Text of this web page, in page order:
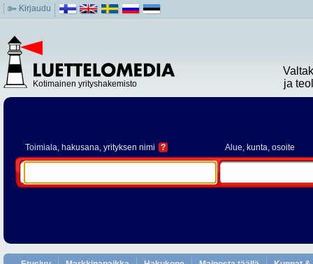
Kirjaudu
Kotimainen yrityshakemisto
ja
Toimiala, hakusana, yrityksen nimi ? Alue, kunta, osoite